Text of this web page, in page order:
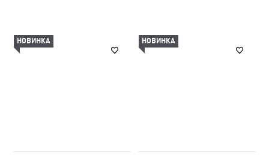
НОВИНКА НОВИНКА